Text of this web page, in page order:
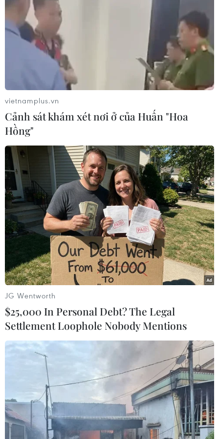
phòng bệnh truyền nhiễm.
Chuyên gia giải đáp về bệnh sởi và vắcxin
sởi Việt Nam sản xuất
21/09/2018 03:04
Báo VietnamPlus phối hợp với Bộ Y tế tổ chức cuộc giao
lưu trực tuyến với chủ đề: “Sử dụng vắcxin sởi do Việt
Nam sản xuất: Sự lựa chọn an toàn?”
vietnamplus.vn
Cảnh sát khám xét nơi ở của Huấn "Hoa
Hồng"
JG Wentworth
$25,000 In Personal Debt? The Legal
Settlement Loophole Nobody Mentions